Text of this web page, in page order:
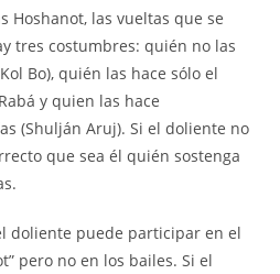
Hoshanot, las vueltas que se
tres costumbres: quién no las
Bo), quién las hace sólo el
y quien las hace
(Shulján Aruj). Si el doliente no
que sea él quién sostenga
doliente puede participar en el
pero no en los bailes. Si el